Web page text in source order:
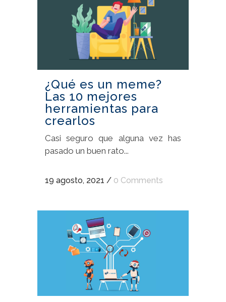
¿Qué es un meme?
Las 10 mejores
herramientas para
crearlos
Casi seguro que alguna vez has
pasado un buen rato...
19 agosto, 2021 / 0 Comments